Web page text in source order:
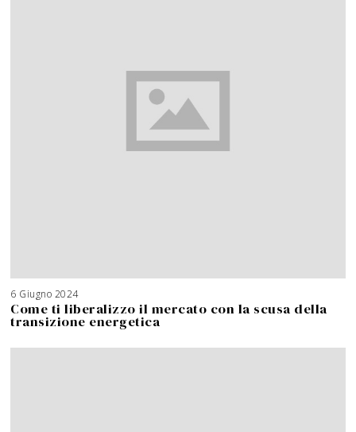
6 Giugno 2024
Come ti liberalizzo il mercato con la scusa della
transizione energetica